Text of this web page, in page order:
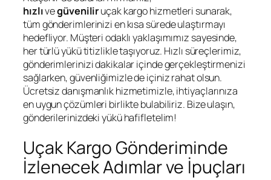
hızlıvegüveniliruçak kargo hizmetleri sunarak,
tüm gönderimlerinizi en kısa sürede ulaştırmayı
hedefliyor. Müşteri odaklı yaklaşımımız sayesinde,
her türlü yükü titizlikle taşıyoruz. Hızlı süreçlerimiz,
gönderimlerinizi dakikalar içinde gerçekleştirmenizi
sağlarken, güvenliğimizle de içiniz rahat olsun.
Ücretsiz danışmanlık hizmetimizle, ihtiyaçlarınıza
en uygun çözümleri birlikte bulabiliriz. Bize ulaşın,
gönderilerinizdeki yükü hafifletelim!
Uçak Kargo Gönderiminde
İzlenecek Adımlar ve İpuçları